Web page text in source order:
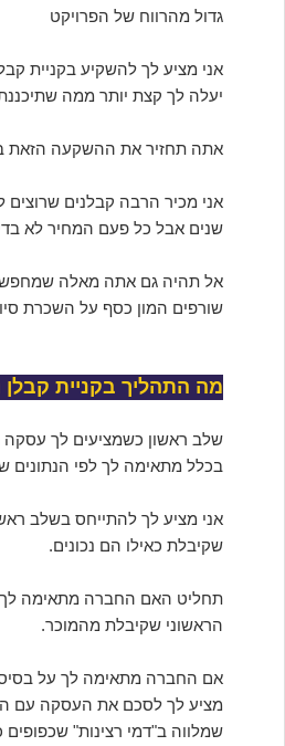
גדול מהרווח של הפרויקט
אני מציע לך להשקיע בקניית
יעלה לך קצת יותר ממה
אתה תחזיר את ההשקעה הזאת
אני מכיר הרבה קבלנים
שנים אבל כל פעם המחיר לא
אל תהיה גם אתה מאלה
שורפים המון כסף על השכרת
מה התהליך בקניית
שלב ראשון כשמציעים לך
בכלל מתאימה לך לפי הנתונים
אני מציע לך להתייחס בשלב
שקיבלת כאילו הם נכונים.
תחליט האם החברה מתאימה
הראשוני שקיבלת מהמוכר.
אם החברה מתאימה לך על בסיס
מציע לך לסכם את העסקה עם
שמלווה ב"דמי רצינות"